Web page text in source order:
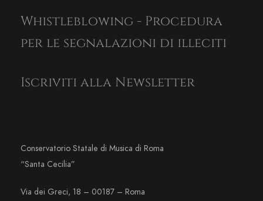
Whistleblowing - Procedura
per le segnalazioni di illeciti
Iscriviti alla Newsletter
Conservatorio Statale di Musica di Roma
“Santa Cecilia”
Via dei Greci, 18 – 00187 – Roma